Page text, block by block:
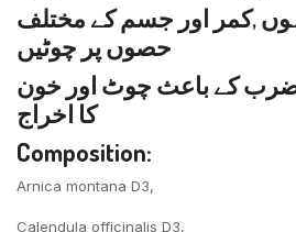
,کمر اور جسم کے مختلف
حصوں پر چوٹیں
ضرب کے باعث چوٹ اور خون
کا اخراج
Composition:
Arnica montana D3,
Calendula officinalis D3,